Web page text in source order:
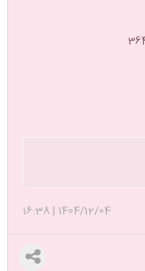
1404/12/04
|
16:38